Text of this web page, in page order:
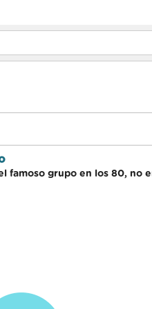
famoso grupo en los 80, no